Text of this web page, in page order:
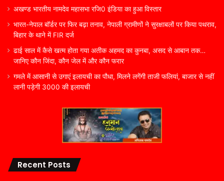
अखण्ड भारतीय नामदेव महासभा रजि0 इंडिया का हुआ विस्तार
भारत-नेपाल बॉर्डर पर फिर बढ़ा तनाव, नेपाली ग्रामीणों ने सुरक्षाबलों पर किया पथराव,
बिहार के थाने में FIR दर्ज
ढाई साल में कैसे खत्म होता गया अतीक अहमद का कुनबा, असद से आबान तक…
जानिए कौन जिंदा, कौन जेल में और कौन फरार
गमले में आसानी से उगाएं इलायची का पौधा, मिलने लगेंगी ताजी फलियां, बाजार से नहीं
लानी पड़ेगी 3000 की इलायची
Recent Posts